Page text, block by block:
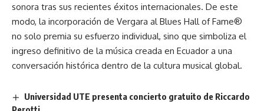
sonora tras sus recientes éxitos internacionales. De este
modo, la incorporación de Vergara al Blues Hall of Fame®
no solo premia su esfuerzo individual, sino que simboliza el
ingreso definitivo de la música creada en Ecuador a una
conversación histórica dentro de la cultura musical global.
Universidad UTE presenta concierto gratuito de Riccardo